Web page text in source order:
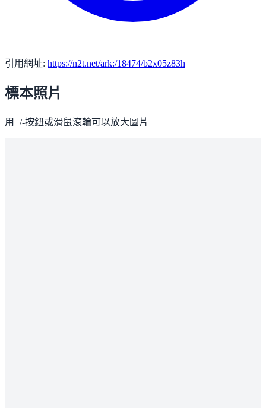
引用網址: https://n2t.net/ark:/18474/b2x05z83h
標本照片
用+/-按鈕或滑鼠滾輪可以放大圖片